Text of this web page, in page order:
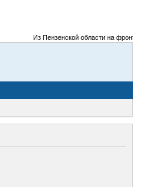
Из Пензенской области на фронты